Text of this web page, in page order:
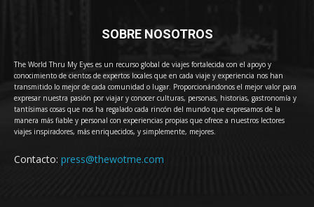
SOBRE NOSOTROS
The World Thru My Eyes es un recurso global de viajes fortalecida con el apoyo y
conocimiento de cientos de expertos locales que en cada viaje y experiencia nos han
transmitido lo mejor de cada comunidad o lugar. Proporcionándonos el mejor valor para
expresar nuestra pasión por viajar y conocer culturas, personas, historias, gastronomía y
tantísimas cosas que nos ha regalado cada rincón del mundo que expresamos de la
manera más fiable y personal con experiencias propias que ofrece a nuestros lectores
viajes inspiradores, más enriquecidos, y simplemente, mejores.
Contacto: press@thewotme.com